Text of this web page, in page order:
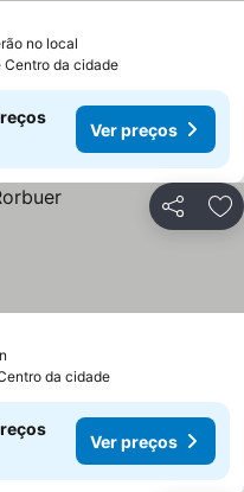
no local
Centro da cidade
Ver preços
Partilhar
da cidade
Ver preços